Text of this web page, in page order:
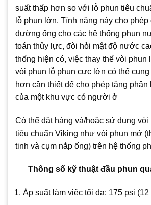
suất thấp hơn so với lỗ phun tiêu
lỗ phun lớn. Tính năng này cho
đường ống cho các hệ thống phun
toán thủy lực, đòi hỏi mật độ nước
thống hiện có, việc thay thế vòi phun
vòi phun lỗ phun cực lớn có thể cung
hơn cần thiết để cho phép tăng phân
của một khu vực có người ở
Có thể đặt hàng và/hoặc sử dụng
tiêu chuẩn Viking như vòi phun mở
tinh và cụm nắp ống) trên hệ thống
Thông số kỹ thuật đầu phun
Áp suất làm việc tối đa: 175 psi (12